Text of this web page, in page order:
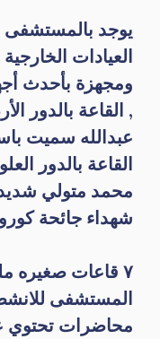
يوجد بالمستشفى
ومجهزة بأحدث
, القاعة بالدور
عبدالله سميت
القاعة بالدور
محمد متولي
شهداء جائحة
٧ قاعات
المستشفى
محاضرات تحتوي